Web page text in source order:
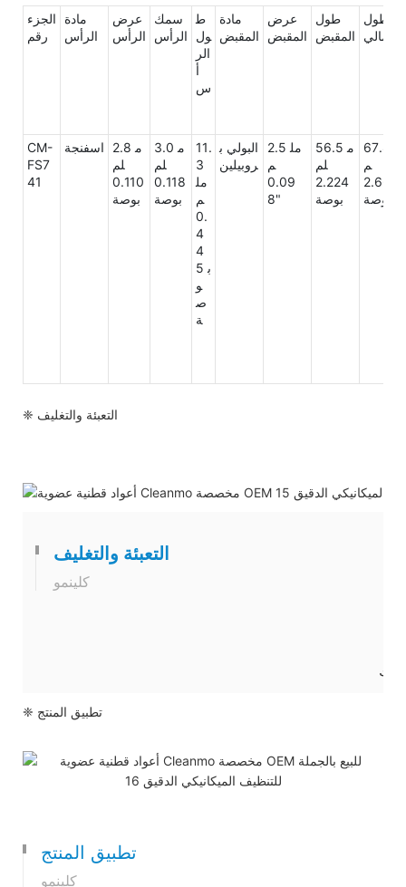
الجزء
رقم
مادة
الرأس
عرض
الرأس
سمك
الرأس
ط
ول
الر
أ
س
مادة
المقبض
عرض
المقبض
طول
المقبض
الطول
CM-
FS7
41
اسفنجة
2.8 م
لم
0.110
بوصة
3.0 م
لم
0.118
بوصة
11.
3
مل
م
0.
4
4
5 ب
و
ص
ة
البولي ب
روبيلين
2.5 مل
م
0.09
8"
56.5 م
لم
2.224
بوصة
67.8 مل
م
2.669 ب
وصة
❈ التعبئة والتغليف
التعبئة والتغليف
كلينمو
❈ تطبيق المنتج
تطبيق المنتج
كلينمو